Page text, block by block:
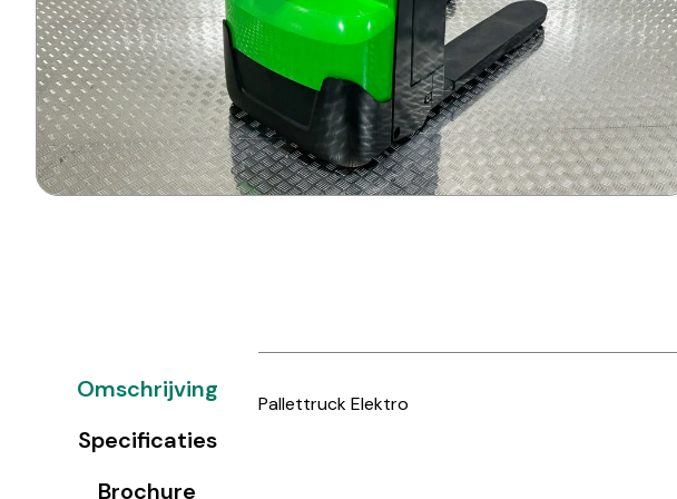
Omschrijving
Specificaties
Brochure
Pallettruck Elektro